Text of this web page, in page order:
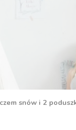
snów i 2